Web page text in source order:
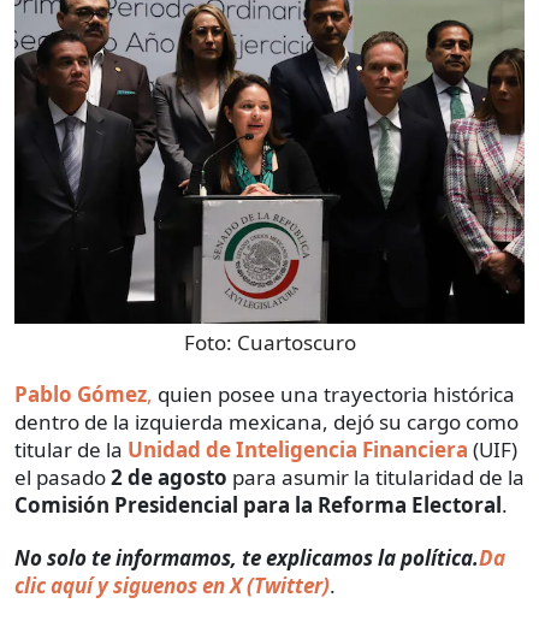
Foto: Cuartoscuro
Pablo Gómez, quien posee una trayectoria histórica
dentro de la izquierda mexicana, dejó su cargo como
titular de la Unidad de Inteligencia Financiera (UIF)
el pasado2 de agosto para asumir la titularidad de la
Comisión Presidencial para la Reforma Electoral.
No solo te informamos, te explicamos la política.Da
clic aquí y siguenos en X (Twitter).